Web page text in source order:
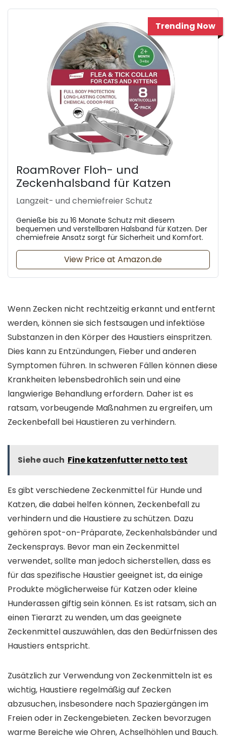
Trending Now
RoamRover Floh- und
Zeckenhalsband für Katzen
Langzeit- und chemiefreier Schutz
Genieße bis zu 16 Monate Schutz mit diesem
bequemen und verstellbaren Halsband für Katzen. Der
chemiefreie Ansatz sorgt für Sicherheit und Komfort.
View Price at Amazon.de
Wenn Zecken nicht rechtzeitig erkannt und entfernt
werden, können sie sich festsaugen und infektiöse
Substanzen in den Körper des Haustiers einspritzen.
Dies kann zu Entzündungen, Fieber und anderen
Symptomen führen. In schweren Fällen können diese
Krankheiten lebensbedrohlich sein und eine
langwierige Behandlung erfordern. Daher ist es
ratsam, vorbeugende Maßnahmen zu ergreifen, um
Zeckenbefall bei Haustieren zu verhindern.
Siehe auch Fine katzenfutter netto test
Es gibt verschiedene Zeckenmittel für Hunde und
Katzen, die dabei helfen können, Zeckenbefall zu
verhindern und die Haustiere zu schützen. Dazu
gehören spot-on-Präparate, Zeckenhalsbänder und
Zeckensprays. Bevor man ein Zeckenmittel
verwendet, sollte man jedoch sicherstellen, dass es
für das spezifische Haustier geeignet ist, da einige
Produkte möglicherweise für Katzen oder kleine
Hunderassen giftig sein können. Es ist ratsam, sich an
einen Tierarzt zu wenden, um das geeignete
Zeckenmittel auszuwählen, das den Bedürfnissen des
Haustiers entspricht.
Zusätzlich zur Verwendung von Zeckenmitteln ist es
wichtig, Haustiere regelmäßig auf Zecken
abzusuchen, insbesondere nach Spaziergängen im
Freien oder in Zeckengebieten. Zecken bevorzugen
warme Bereiche wie Ohren, Achselhöhlen und Bauch.